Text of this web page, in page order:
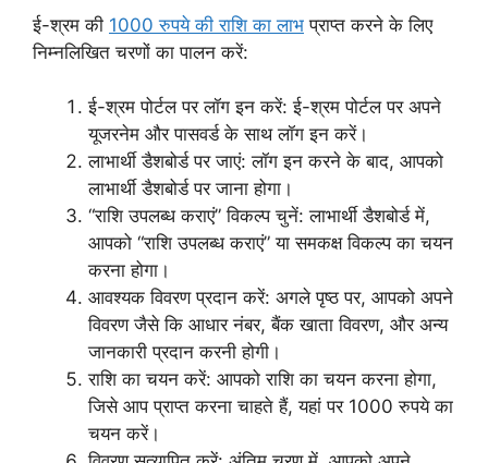
ई-श्रम की 1000 रुपये की राशि का लाभ प्राप्त करने के लिए
निम्नलिखित चरणों का पालन करें:
ई-श्रम पोर्टल पर लॉग इन करें: ई-श्रम पोर्टल पर अपने
यूजरनेम और पासवर्ड के साथ लॉग इन करें।
लाभार्थी डैशबोर्ड पर जाएं: लॉग इन करने के बाद, आपको
लाभार्थी डैशबोर्ड पर जाना होगा।
“राशि उपलब्ध कराएं” विकल्प चुनें: लाभार्थी डैशबोर्ड में,
आपको “राशि उपलब्ध कराएं” या समकक्ष विकल्प का चयन
करना होगा।
आवश्यक विवरण प्रदान करें: अगले पृष्ठ पर, आपको अपने
विवरण जैसे कि आधार नंबर, बैंक खाता विवरण, और अन्य
जानकारी प्रदान करनी होगी।
राशि का चयन करें: आपको राशि का चयन करना होगा,
जिसे आप प्राप्त करना चाहते हैं, यहां पर 1000 रुपये का
चयन करें।